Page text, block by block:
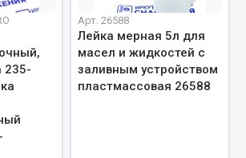
235-
Арт. 26588
Лейка мерная 5л для
масел и жидкостей с
заливным устройством
пластмассовая 26588